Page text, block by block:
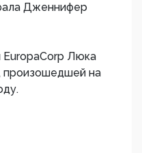
Дженнифер
EuropaCorp Люка
произошедшей на